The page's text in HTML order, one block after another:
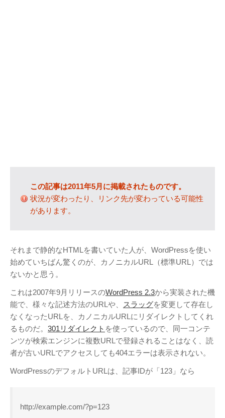
コミックス(6)
テレビ(8)
写真 (6)
謎の円盤UFO(94)
関心 (87)
グルメ(14)
マーケティング (29)
文房具(11)
社会(8)
街歩き (34)
HTML Internet Explorer NHK
この記事は2011年5月に掲載されたものです。
状況が変わったり、リンク先が変わっている可能性
があります。
それまで静的なHTMLを書いていた人が、WordPressを使い
始めていちばん驚くのが、カノニカルURL（標準URL）では
ないかと思う。
これは2007年9月リリースのWordPress 2.3から実装された機
能で、様々な記述方法のURLや、
スラッグを変更して存在し
なくなったURLを、カノニカルURLにリダイレクトしてくれ
るものだ。 301リダイレクト を使っているので、同一コンテ
ンツが検索エンジンに複数URLで登録されることはなく、読
者が古いURLでアクセスしても404エラーは表示されない。
WordPressのデフォルトURLは、記事IDが「123」なら
http://example.com/?p=123